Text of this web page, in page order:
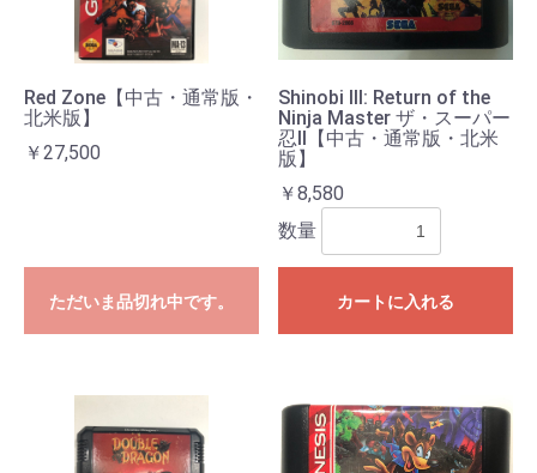
Red Zone【中古・通常版・
北米版】
￥27,500
ただいま品切れ中です。
Shinobi III: Return of the
Ninja Master ザ・スーパー
忍II【中古・通常版・北米
版】
￥8,580
数量
カートに入れる